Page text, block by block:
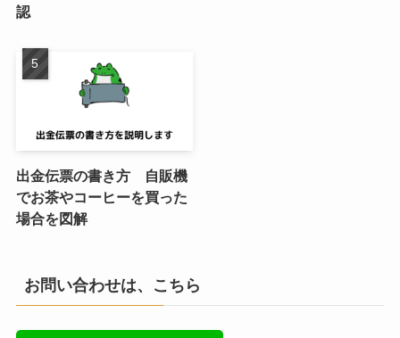
認
出金伝票の書き方 自販機
でお茶やコーヒーを買った
場合を図解
お問い合わせは、こちら